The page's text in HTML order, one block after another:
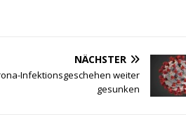
NÄCHSTER
Infektionsgeschehen weiter
gesunken